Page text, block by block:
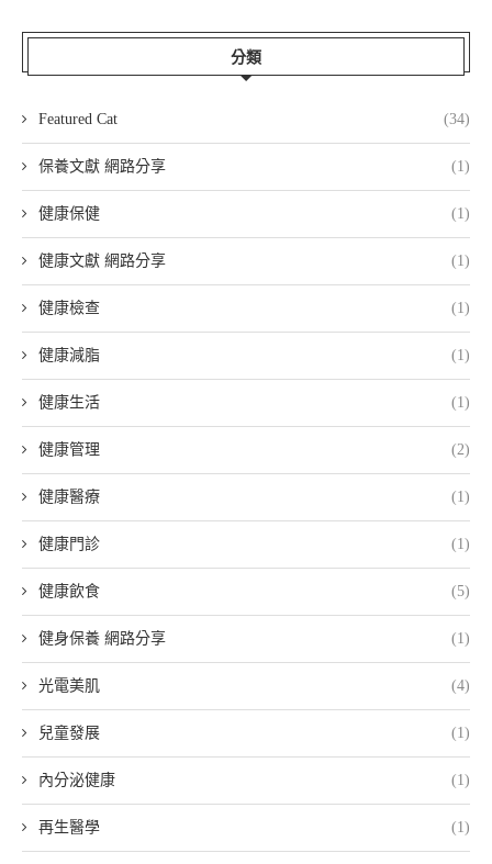
分類
Featured Cat (34)
保養文獻 網路分享 (1)
健康保健 (1)
健康文獻 網路分享 (1)
健康檢查 (1)
健康減脂 (1)
健康生活 (1)
健康管理 (2)
健康醫療 (1)
健康門診 (1)
健康飲食 (5)
健身保養 網路分享 (1)
光電美肌 (4)
兒童發展 (1)
內分泌健康 (1)
再生醫學 (1)